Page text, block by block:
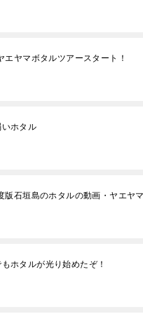
エヤマボタルツアースタート！
ホタル
版石垣島のホタルの動画・ヤエヤ
ホタルが光り始めたぞ！